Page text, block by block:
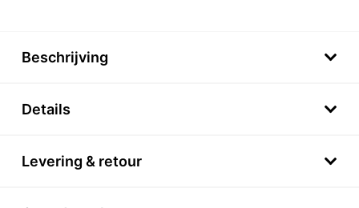
Beschrijving
Details
Levering & retour